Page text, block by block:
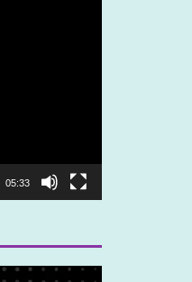
05:33